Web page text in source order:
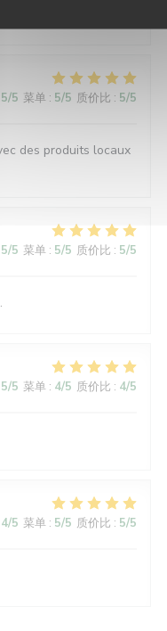
5/5 菜单 : 5/5 质价比 : 5/5
des produits locaux
5/5 菜单: 5/5 质价比 : 5/5
5/5 菜单: 4/5 质价比 : 4/5
4/5 菜单: 5/5 质价比 : 5/5